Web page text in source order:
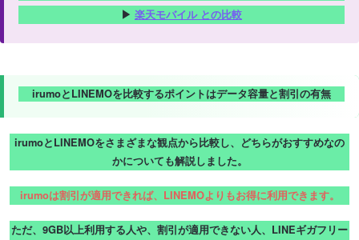
▶ 楽天モバイル との比較
irumoとLINEMOを比較するポイントはデータ容量と割引の有無
irumoとLINEMOをさまざまな観点から比較し、どちらがおすすめなの
かについても解説しました。
irumoは割引が適用できれば、LINEMOよりもお得に利用できます。
ただ、9GB以上利用する人や、割引が適用できない人、LINEギガフリー